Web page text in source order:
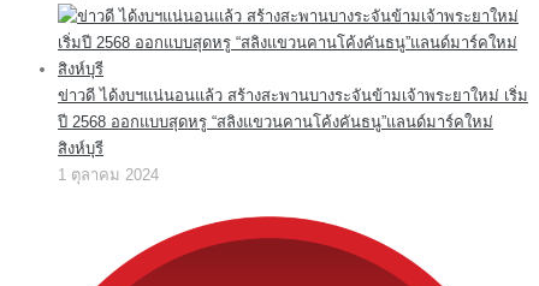
ข่าวดี ได้งบฯแน่นอนแล้ว สร้างสะพานบางระจันข้ามเจ้าพระยาใหม่ เริ่ม
ปี 2568 ออกแบบสุดหรู “สลิงแขวนคานโค้งคันธนู”แลนด์มาร์คใหม่
สิงห์บุรี
1 ตุลาคม 2024